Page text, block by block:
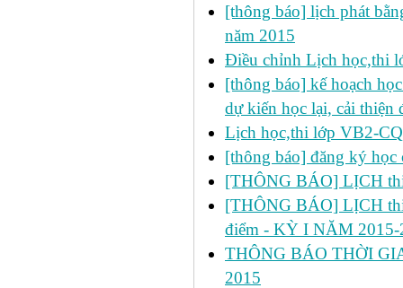
[thông báo] lịch phát
năm 2015
Điều chỉnh Lịch học,thi
[thông báo] kế hoạch
dự kiến học lại, cải
Lịch học,thi lớp VB2-
[thông báo] đăng ký
[THÔNG BÁO] LỊCH
[THÔNG BÁO] LỊCH
điểm - KỲ I NĂM 2015-
THÔNG BÁO THỜI
2015